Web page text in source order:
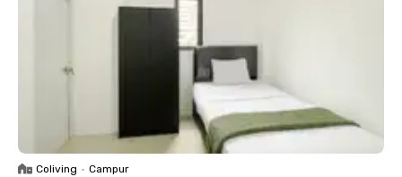
Coliving • Campur